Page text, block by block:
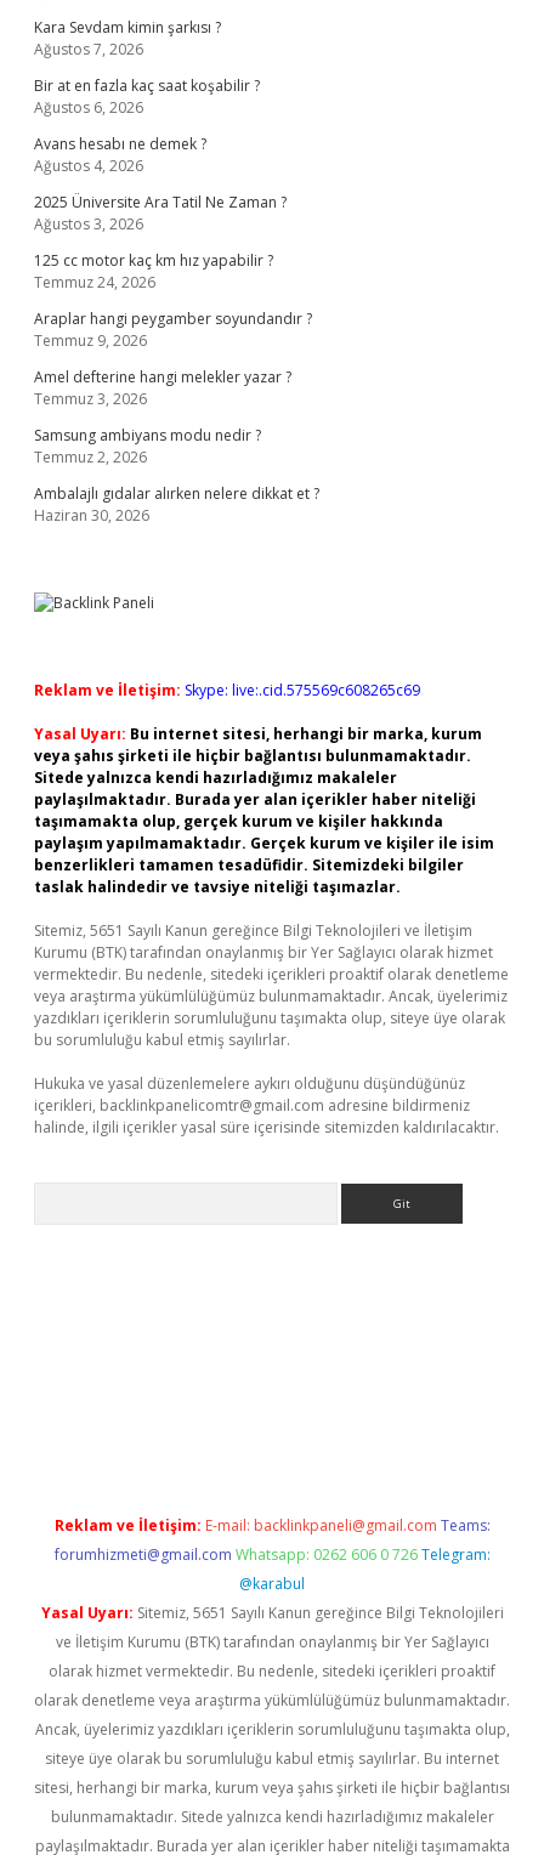
Kara Sevdam kimin şarkısı ?
Ağustos 7, 2026
Bir at en fazla kaç saat koşabilir ?
Ağustos 6, 2026
Avans hesabı ne demek ?
Ağustos 4, 2026
2025 Üniversite Ara Tatil Ne Zaman ?
Ağustos 3, 2026
125 cc motor kaç km hız yapabilir ?
Temmuz 24, 2026
Araplar hangi peygamber soyundandır ?
Temmuz 9, 2026
Amel defterine hangi melekler yazar ?
Temmuz 3, 2026
Samsung ambiyans modu nedir ?
Temmuz 2, 2026
Ambalajlı gıdalar alırken nelere dikkat et ?
Haziran 30, 2026
Reklam ve İletişim: Skype: live:.cid.575569c608265c69
Yasal Uyarı: Bu internet sitesi, herhangi bir marka, kurum
veya şahıs şirketi ile hiçbir bağlantısı bulunmamaktadır.
Sitede yalnızca kendi hazırladığımız makaleler
paylaşılmaktadır. Burada yer alan içerikler haber niteliği
taşımamakta olup, gerçek kurum ve kişiler hakkında
paylaşım yapılmamaktadır. Gerçek kurum ve kişiler ile isim
benzerlikleri tamamen tesadüfidir. Sitemizdeki bilgiler
taslak halindedir ve tavsiye niteliği taşımazlar.
Sitemiz, 5651 Sayılı Kanun gereğince Bilgi Teknolojileri ve İletişim
Kurumu (BTK) tarafından onaylanmış bir Yer Sağlayıcı olarak hizmet
vermektedir. Bu nedenle, sitedeki içerikleri proaktif olarak denetleme
veya araştırma yükümlülüğümüz bulunmamaktadır. Ancak, üyelerimiz
yazdıkları içeriklerin sorumluluğunu taşımakta olup, siteye üye olarak
bu sorumluluğu kabul etmiş sayılırlar.
Hukuka ve yasal düzenlemelere aykırı olduğunu düşündüğünüz
içerikleri, backlinkpanelicomtr@gmail.com adresine bildirmeniz
halinde, ilgili içerikler yasal süre içerisinde sitemizden kaldırılacaktır.
Reklam ve İletişim: E-mail: backlinkpaneli@gmail.com Teams:
forumhizmeti@gmail.com Whatsapp: 0262 606 0 726 Telegram:
@karabul
Yasal Uyarı: Sitemiz, 5651 Sayılı Kanun gereğince Bilgi Teknolojileri
ve İletişim Kurumu (BTK) tarafından onaylanmış bir Yer Sağlayıcı
olarak hizmet vermektedir. Bu nedenle, sitedeki içerikleri proaktif
olarak denetleme veya araştırma yükümlülüğümüz bulunmamaktadır.
Ancak, üyelerimiz yazdıkları içeriklerin sorumluluğunu taşımakta olup,
siteye üye olarak bu sorumluluğu kabul etmiş sayılırlar. Bu internet
sitesi, herhangi bir marka, kurum veya şahıs şirketi ile hiçbir bağlantısı
bulunmamaktadır. Sitede yalnızca kendi hazırladığımız makaleler
paylaşılmaktadır. Burada yer alan içerikler haber niteliği taşımamakta